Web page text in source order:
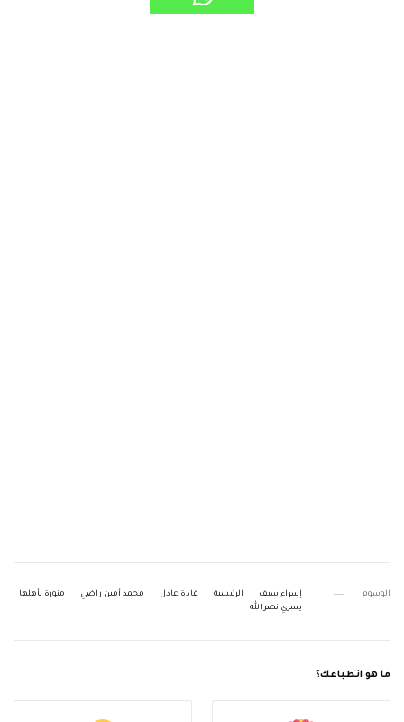
الوسوم إسراء سيف الرئيسية غادة عادل محمد أمين راضي
منورة بأهلها
يسري نصر الله
ما هو انطباعك؟